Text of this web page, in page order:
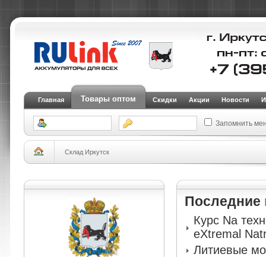
Главная Товары оптом Скидки Акции Новости
Запомнить
Склад Иркутск
Последние
Курс Na
eXtremal
Литиевые